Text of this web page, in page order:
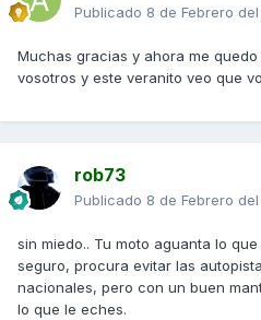
Publicado 8 de Febrero del
Muchas gracias y ahora me
vosotros y este veranito veo que
rob73
Publicado 8 de Febrero del
sin miedo.. Tu moto aguanta lo
seguro, procura evitar las
nacionales, pero con un buen
lo que le eches.